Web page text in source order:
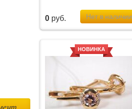
0 руб.
НОВИНКА